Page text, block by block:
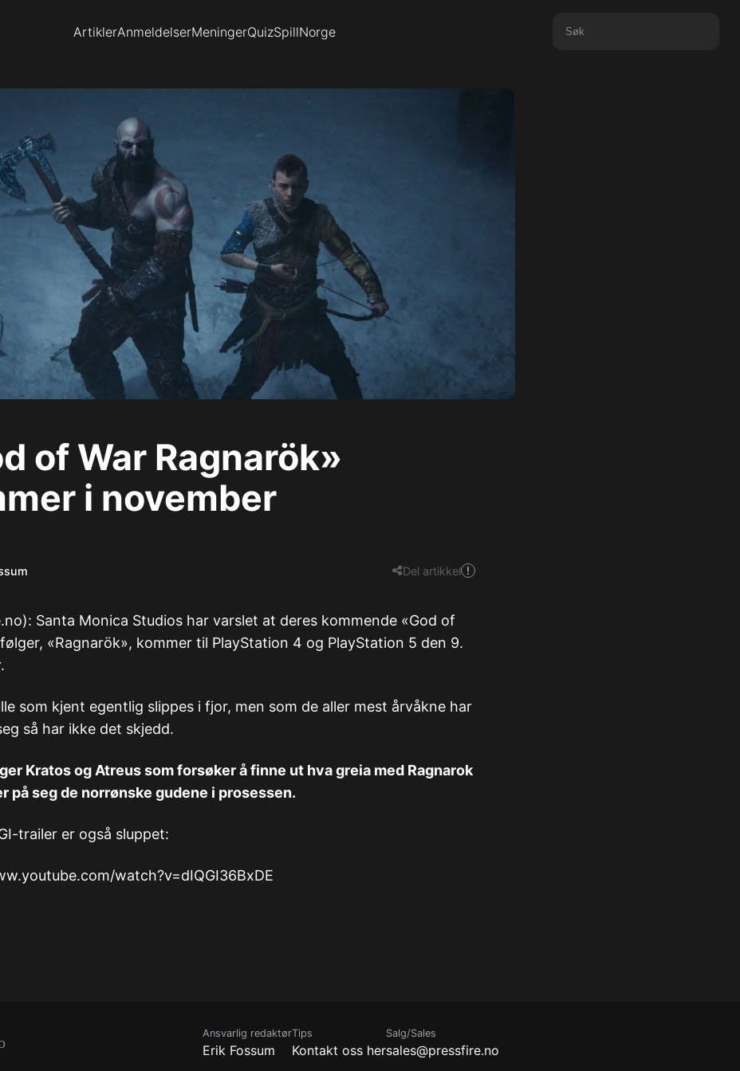
ArtiklerAnmeldelserMeningerQuizSpillNorge
of War Ragnarök»
i november
Del artikkel
Santa Monica Studios har varslet at deres kommende «God of
«Ragnarök», kommer til PlayStation 4 og PlayStation 5 den 9.
som kjent egentlig slippes i fjor, men som de aller mest årvåkne har
så har ikke det skjedd.
Kratos og Atreus som forsøker å finne ut hva greia med Ragnarok
på seg de norrønske gudene i prosessen.
trailer er også sluppet:
watch?v=dIQGI36BxDE
Ansvarlig redaktør
Erik Fossum
Tips
Kontakt oss her
Salg/Sales
sales@pressfire.no